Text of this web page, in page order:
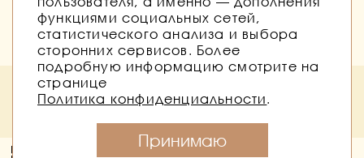
Политика безопасности
Согласие на обработку персональных данных
Конный магазин Баланс © 2026
функциями социальных сетей,
статистического анализа и выбора
сторонних сервисов. Более
подробную информацию смотрите на
странице
Политика конфиденциальности.
Принимаю